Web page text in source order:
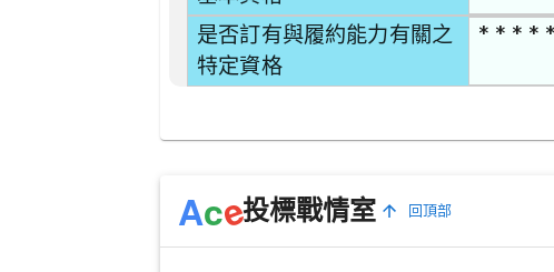
是否訂有與履約能力有關之
特定資格
* * * * *
Ace投標戰情室 回頂部